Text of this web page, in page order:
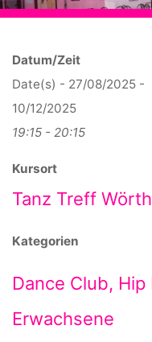
Datum/Zeit
Date(s) - 27/08/2025 -
10/12/2025
19:15 - 20:15
Kursort
Tanz Treff Wörth
Kategorien
Dance Club, Hip
Erwachsene